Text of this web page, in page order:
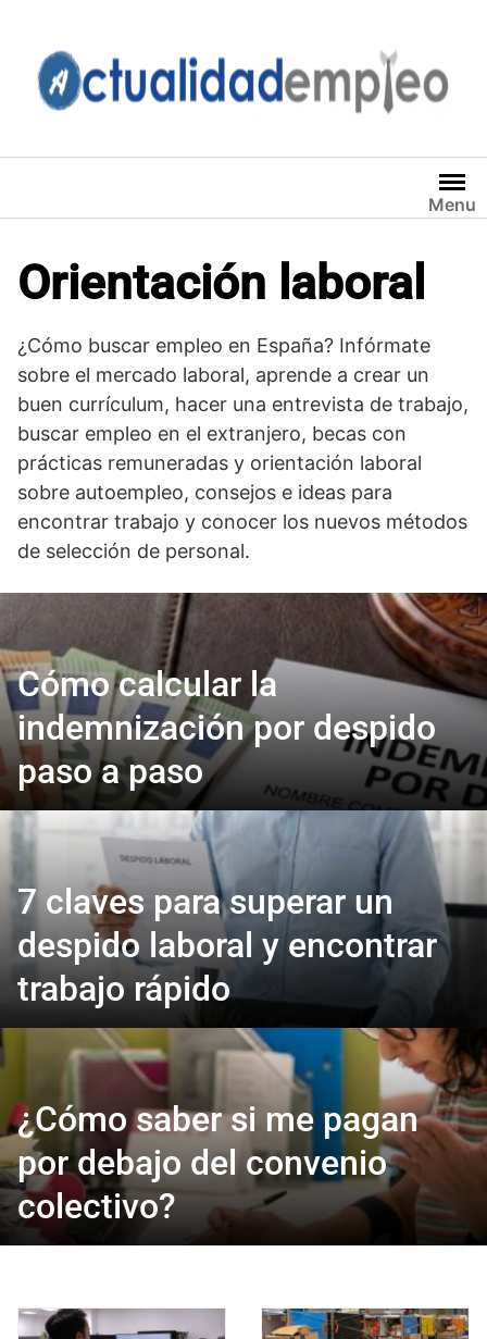
contenido
Menu
Orientación laboral
¿Cómo buscar empleo en España? Infórmate
sobre el mercado laboral, aprende a crear un
buen currículum, hacer una entrevista de trabajo,
buscar empleo en el extranjero, becas con
prácticas remuneradas y orientación laboral
sobre autoempleo, consejos e ideas para
encontrar trabajo y conocer los nuevos métodos
de selección de personal.
Cómo calcular la
indemnización por despido
paso a paso
7 claves para superar un
despido laboral y encontrar
trabajo rápido
¿Cómo saber si me pagan
por debajo del convenio
colectivo?